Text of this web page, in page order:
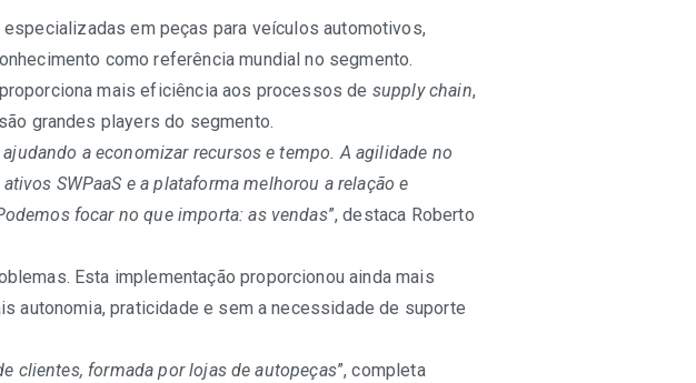
em peças para veículos automotivos,
como referência mundial no segmento.
mais eficiência aos processos de supply chain,
grandes players do segmento.
a economizar recursos e tempo. A agilidade no
SWPaaS e a plataforma melhorou a relação e
focar no que importa: as vendas”, destaca Roberto
Esta implementação proporcionou ainda mais
autonomia, praticidade e sem a necessidade de suporte
clientes, formada por lojas de autopeças”, completa